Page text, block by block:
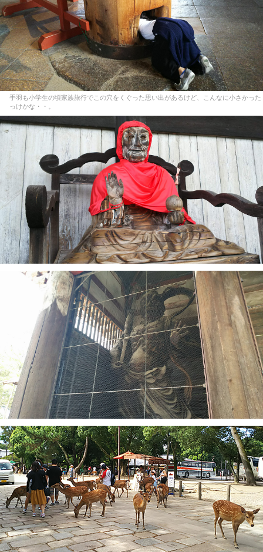
手羽も小学生の頃家族旅行でこの穴をくぐった思い出があるけど、こんなに小さかった
っけかな・・。